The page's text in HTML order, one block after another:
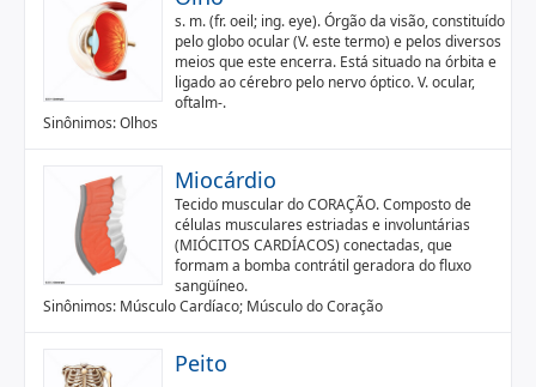
s. m. (fr. oeil; ing. eye). Órgão da visão, constituído
pelo globo ocular (V. este termo) e pelos diversos
meios que este encerra. Está situado na órbita e
ligado ao cérebro pelo nervo óptico. V. ocular,
oftalm-.
Sinônimos: Olhos
Miocárdio
Tecido muscular do CORAÇÃO. Composto de
células musculares estriadas e involuntárias
(MIÓCITOS CARDÍACOS) conectadas, que
formam a bomba contrátil geradora do fluxo
sangüíneo.
Sinônimos: Músculo Cardíaco; Músculo do Coração
Peito